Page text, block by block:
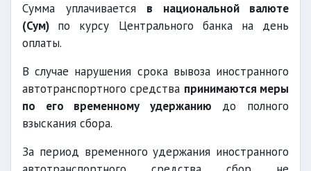
Сумма уплачивается в национальной валюте
(Сум) по курсу Центрального банка на день
оплаты.
В случае нарушения срока вывоза иностранного
автотранспортного средства принимаются меры
по его временному удержанию до полного
взыскания сбора.
За период временного удержания иностранного